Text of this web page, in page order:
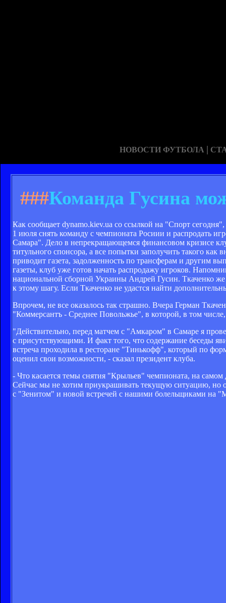
НОВОСТИ ФУТБОЛА |
###Команда Гусина
Как сообщает dynamo.kiev.ua со ссылкой на "Спорт
1 июля снять команду с чемпионата Росиии и распродать
Самара". Дело в непрекращающемся финансовом кризисе
титульного спонсора, а все попытки заполучить такого
приводит газета, задолженность по трансферам и другим
газеты, клуб уже готов начать распродажу игроков.
национальной сборной Украины Андрей Гусин. Ткаченко
к этому шагу. Если Ткаченко не удастся найти
Впрочем, не все оказалось так страшно. Вчера Герман
"Коммерсантъ - Среднее Повольжье", в которой, в том
"Действительно, перед матчем с "Амкаром" в Самаре я
с присутствующими. И факт того, что содержание беседы
встреча проходила в ресторане "Тинькофф", который по
оценил свои возможности, - сказал президент клуба.
- Что касается темы снятия "Крыльев" чемпионата, на
Сейчас мы не хотим приукрашивать текущую ситуацию, но
с "Зенитом" и новой встречей с нашими болельщиками на